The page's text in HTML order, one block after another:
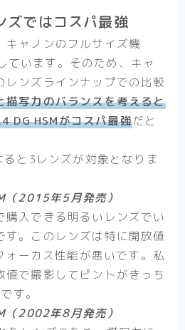
ではコスパ最強
キャノンのフルサイズ機
ています。そのため、キャ
レンズラインナップでの比較
描写力のバランスを考えると
DG HSMがコスパ最強だと
と3レンズが対象となりま
（2015年5月発売）
入できる明るいレンズでい
す。このレンズは特に開放値
ォーカス性能が悪いです。私
値で撮影してピントがきっち
す。
（2002年8月発売）